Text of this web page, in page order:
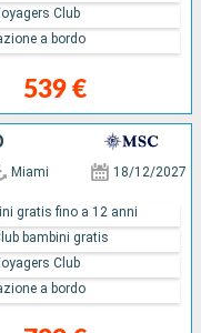
539 €
Club
a bordo
Miami 18/12/2027
gratis fino a 12 anni
bambini gratis
Club
a bordo